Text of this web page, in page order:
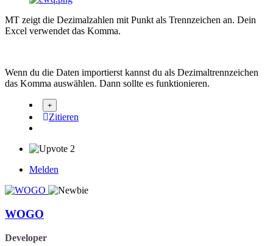
MT zeigt die Dezimalzahlen mit Punkt als Trennzeichen an. Dein
Excel verwendet das Komma.
Wenn du die Daten importierst kannst du als Dezimaltrennzeichen
das Komma auswählen. Dann sollte es funktionieren.
Zitieren
2
Melden
WOGO
Developer